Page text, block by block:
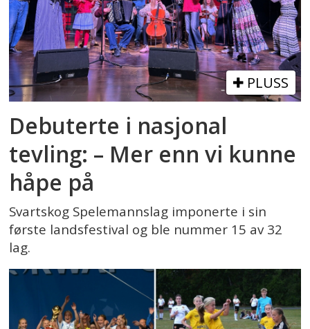
PLUSS
Debuterte i nasjonal
tevling: – Mer enn vi kunne
håpe på
Svartskog Spelemannslag imponerte i sin
første landsfestival og ble nummer 15 av 32
lag.